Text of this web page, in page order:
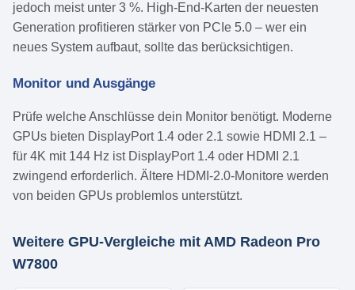
jedoch meist unter 3 %. High-End-Karten der neuesten
Generation profitieren stärker von PCIe 5.0 – wer ein
neues System aufbaut, sollte das berücksichtigen.
Monitor und Ausgänge
Prüfe welche Anschlüsse dein Monitor benötigt. Moderne
GPUs bieten DisplayPort 1.4 oder 2.1 sowie HDMI 2.1 –
für 4K mit 144 Hz ist DisplayPort 1.4 oder HDMI 2.1
zwingend erforderlich. Ältere HDMI-2.0-Monitore werden
von beiden GPUs problemlos unterstützt.
Weitere GPU-Vergleiche mit AMD Radeon Pro
W7800